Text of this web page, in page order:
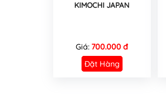
KIMOCHI JAPAN
Giá: 700.000 đ
Đặt Hàng